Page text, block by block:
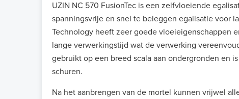
UZIN NC 570 FusionTec is een zelfvloeiende
spanningsvrije en snel te beleggen egalisatie voor
Technology heeft zeer goede vloeieigenschappen
lange verwerkingstijd wat de verwerking
gebruikt op een breed scala aan ondergronden en
schuren.
Na het aanbrengen van de mortel kunnen vrijwel